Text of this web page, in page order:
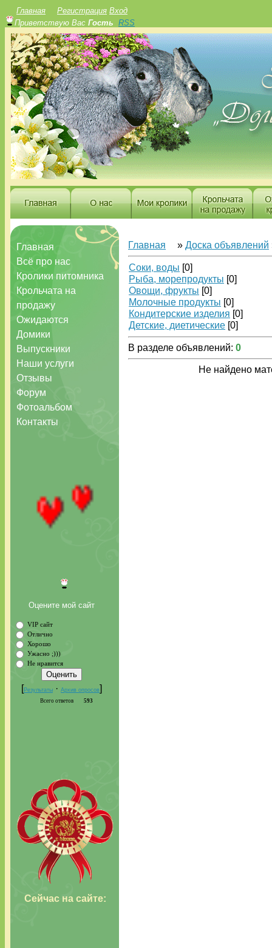
Главная Регистрация Вход
Приветствую Вас Гость RSS
Главная
Всё про нас
Кролики питомника
Крольчата на
продажу
Ожидаются
Домики
Выпускники
Наши услуги
Отзывы
Форум
Фотоальбом
Контакты
Главная » Доска объявлений
Соки, воды [0]
Рыба, морепродукты [0]
Овощи, фрукты [0]
Молочные продукты [0]
Кондитерские изделия [0]
Детские, диетические [0]
В разделе объявлений: 0
Не найдено
Оцените мой сайт
VIP сайт
Отлично
Хорошо
Ужасно ;)))
Не нравится
[Результаты · Архив опросов]
Всего ответов 593
Сейчас на сайте: